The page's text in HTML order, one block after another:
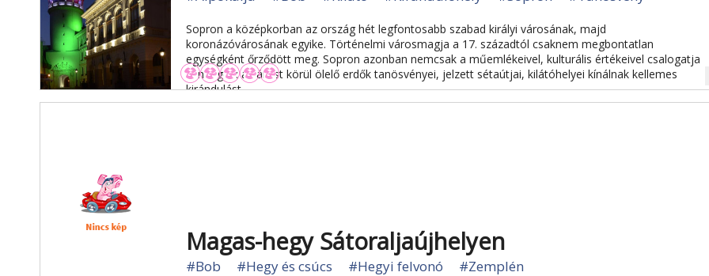
Sopron a középkorban az ország hét legfontosabb szabad királyi városának, majd
koronázóvárosának egyike. Történelmi városmagja a 17. századtól csaknem megbontatlan
egységként őrződött meg. Sopron azonban nemcsak a műemlékeivel, kulturális értékeivel csalogatja
vendégeit: a várost körül ölelő erdők tanösvényei, jelzett sétaútjai, kilátóhelyei kínálnak kellemes
kirándulást.
Magas-hegy Sátoraljaújhelyen
#Bob #Hegy és csúcs #Hegyi felvonó #Zemplén